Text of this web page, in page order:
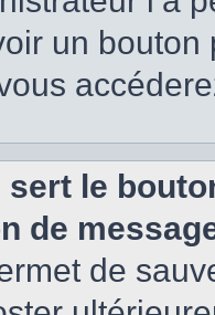
un
sert le
de
de